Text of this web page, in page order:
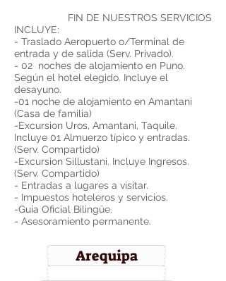
FIN DE NUESTROS SERVICIOS
INCLUYE:
- Traslado Aeropuerto o/Terminal de
entrada y de salida (Serv. Privado).
- 02 noches de alojamiento en Puno.
Según el hotel elegido. Incluye el
desayuno.
-01 noche de alojamiento en Amantani
(Casa de familia)
-Excursion Uros, Amantani, Taquile.
Incluye 01 Almuerzo típico y entradas.
(Serv. Compartido)
-Excursion Sillustani. Incluye Ingresos.
(Serv. Compartido)
- Entradas a lugares a visitar.
- Impuestos hoteleros y servicios.
-Guia Oficial Bilingüe.
- Asesoramiento permanente.
Arequipa